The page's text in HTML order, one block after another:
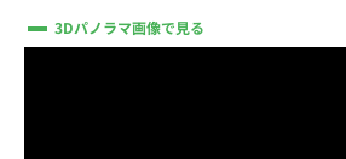
3Dパノラマ画像で見る